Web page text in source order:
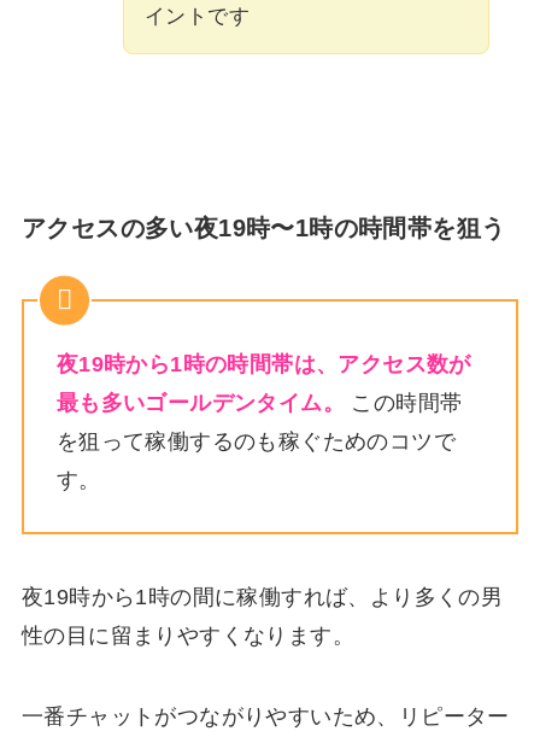
イントです
アクセスの多い夜19時〜1時の時間帯を狙う
夜19時から1時の時間帯は、アクセス数が
最も多いゴールデンタイム。
この時間帯
を狙って稼働するのも稼ぐためのコツで
す。
夜19時から1時の間に稼働すれば、より多くの男
性の目に留まりやすくなります。
一番チャットがつながりやすいため、リピーター